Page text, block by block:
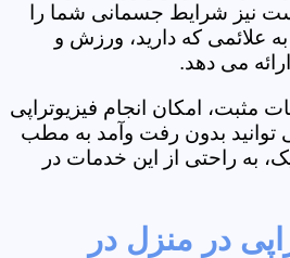
نیز شرایط جسمانی شما را
علائمی که دارید، ورزش و
می دهد.
مثبت، امکان انجام فیزیوتراپی
بدون رفت وآمد به مطب
به راحتی از این خدمات در
در منزل در